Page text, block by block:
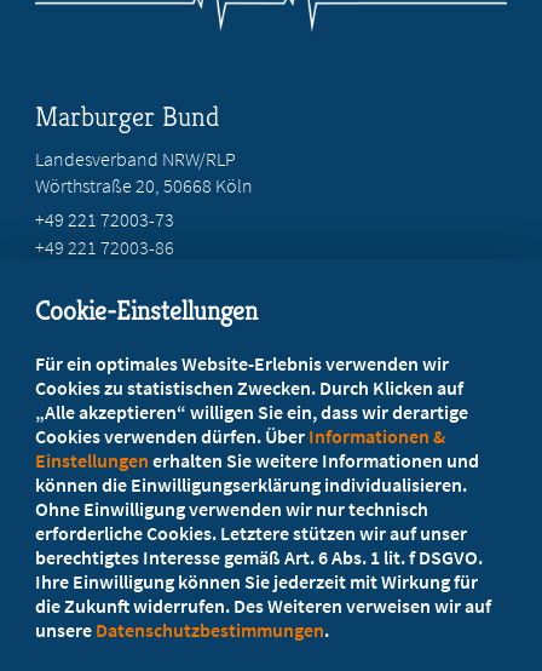
Marburger Bund
Landesverband NRW/RLP
Wörthstraße 20, 50668 Köln
+49 221 72003-73
+49 221 72003-86
Ihr Landesverband berät Sie!
Ansprechpartner
Werden Sie jetzt Mitglied
5 Vorteile einer MB-Mitgliedschaft
Cookie-Einstellungen
Für ein optimales Website-Erlebnis verwenden wir
Cookies zu statistischen Zwecken. Durch Klicken auf
„Alle akzeptieren“ willigen Sie ein, dass wir derartige
Cookies verwenden dürfen. Über Informationen &
Einstellungen erhalten Sie weitere Informationen und
können die Einwilligungserklärung individualisieren.
Ohne Einwilligung verwenden wir nur technisch
erforderliche Cookies. Letztere stützen wir auf unser
berechtigtes Interesse gemäß Art. 6 Abs. 1 lit. f DSGVO.
Ihre Einwilligung können Sie jederzeit mit Wirkung für
die Zukunft widerrufen. Des Weiteren verweisen wir auf
unsere Datenschutzbestimmungen.